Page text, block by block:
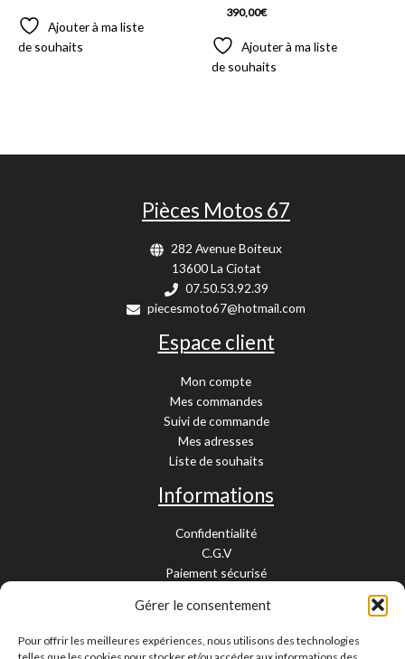
Gérer le consentement
Pour offrir les meilleures expériences, nous utilisons des technologies
Ajouter à ma liste
de souhaits
390,00€
Ajouter à ma liste
de souhaits
Pièces Motos 67
282 Avenue Boiteux
13600 La Ciotat
07.50.53.92.39
piecesmoto67@hotmail.com
Espace client
Mon compte
Mes commandes
Suivi de commande
Mes adresses
Liste de souhaits
Informations
Confidentialité
C.G.V
Paiement sécurisé
Livraison et retour
Cookies